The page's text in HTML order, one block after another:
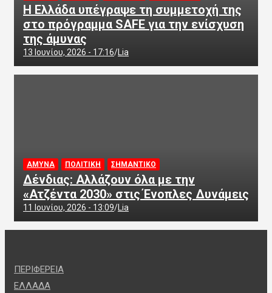
Η Ελλάδα υπέγραψε τη συμμετοχή της
στο πρόγραμμα SAFE για την ενίσχυση
της άμυνας
13 Ιουνίου, 2026 - 17:16 Lia
ΑΜΥΝΑ ΠΟΛΙΤΙΚΗ ΣΗΜΑΝΤΙΚΟ
Δένδιας: Αλλάζουν όλα με την
«Ατζέντα 2030» στις Ένοπλες Δυνάμεις
11 Ιουνίου, 2026 - 13:09 Lia
ΠΕΡΙΦΕΡΕΙΑ
ΕΛΛΑΔΑ